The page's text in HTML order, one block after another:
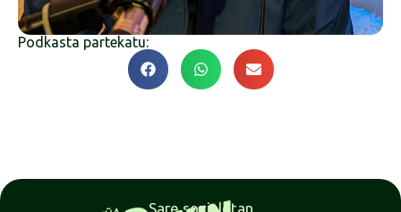
Podkasta partekatu:
Sare sozialetan